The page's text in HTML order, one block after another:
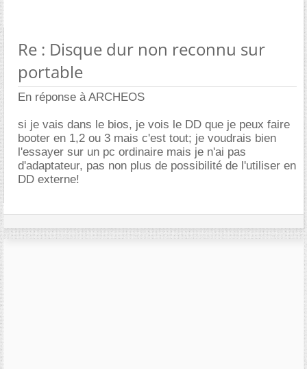
Re : Disque dur non reconnu sur
portable
En réponse à ARCHEOS
si je vais dans le bios, je vois le DD que je peux faire
booter en 1,2 ou 3 mais c'est tout; je voudrais bien
l'essayer sur un pc ordinaire mais je n'ai pas
d'adaptateur, pas non plus de possibilité de l'utiliser en
DD externe!